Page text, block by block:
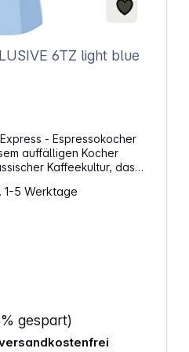
Bialetti MOKA EXCLUSIVE 6TZ light blue
- Espressokocher
auffälligen Kocher
Kaffeekultur, das
Jahrzehnte mit heutigem
Formgebung orientiert
achteckige Struktur und
weiterhin zentrale
verbindet die
zeitgerechten
1-5 Werktage
gespart)